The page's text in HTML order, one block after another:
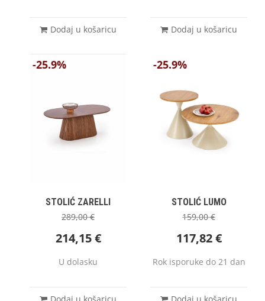
Dodaj u košaricu Dodaj u košaricu
-25.9%
STOLIĆ ZARELLI
289,00€
214,15€
U dolasku
Dodaj u košaricu
-25.9%
STOLIĆ LUMO
159,00€
117,82€
Rok isporuke do 21 dan
Dodaj u košaricu